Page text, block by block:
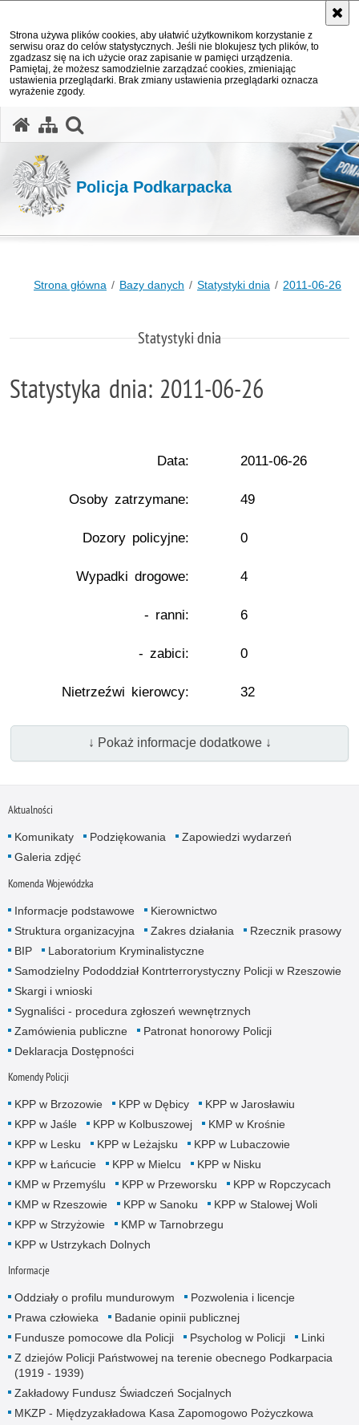
Strona używa plików cookies, aby ułatwić użytkownikom korzystanie z
serwisu oraz do celów statystycznych. Jeśli nie blokujesz tych plików, to
zgadzasz się na ich użycie oraz zapisanie w pamięci urządzenia.
Pamiętaj, że możesz samodzielnie zarządzać cookies, zmieniając
ustawienia przeglądarki. Brak zmiany ustawienia przeglądarki oznacza
wyrażenie zgody.
Policja Podkarpacka
Strona główna Bazy danych Statystyki dnia 2011-06-26
Statystyki dnia
Statystyka dnia: 2011-06-26
Data: 2011-06-26
Osoby zatrzymane: 49
Dozory policyjne: 0
Wypadki drogowe: 4
- ranni: 6
- zabici: 0
Nietrzeźwi kierowcy: 32
↓ Pokaż informacje dodatkowe ↓
Aktualności
Komunikaty Podziękowania
Zapowiedzi wydarzeń
Galeria zdjęć
Komenda Wojewódzka
Informacje podstawowe
Kierownictwo
Struktura organizacyjna
Zakres działania
Rzecznik prasowy
BIP
Laboratorium Kryminalistyczne
Samodzielny Pododdział Kontrterrorystyczny Policji w Rzeszowie
Skargi i wnioski
Sygnaliści - procedura zgłoszeń wewnętrznych
Zamówienia publiczne
Patronat honorowy Policji
Deklaracja Dostępności
Komendy Policji
KPP w Brzozowie KPP w Dębicy
KPP w Jarosławiu
KPP w Jaśle
KPP w Kolbuszowej
KMP w Krośnie
KPP w Lesku
KPP w Leżajsku
KPP w Lubaczowie
KPP w Łańcucie
KPP w Mielcu
KPP w Nisku
KMP w Przemyślu
KPP w Przeworsku
KPP w Ropczycach
KMP w Rzeszowie
KPP w Sanoku
KPP w Stalowej Woli
KPP w Strzyżowie
KMP w Tarnobrzegu
KPP w Ustrzykach Dolnych
Informacje
Oddziały o profilu mundurowym
Pozwolenia i licencje
Prawa człowieka
Badanie opinii publicznej
Fundusze pomocowe dla Policji
Psycholog w Policji
Linki
Z dziejów Policji Państwowej na terenie obecnego Podkarpacia
(1919 - 1939)
Zakładowy Fundusz Świadczeń Socjalnych
MKZP - Międzyzakładowa Kasa Zapomogowo Pożyczkowa